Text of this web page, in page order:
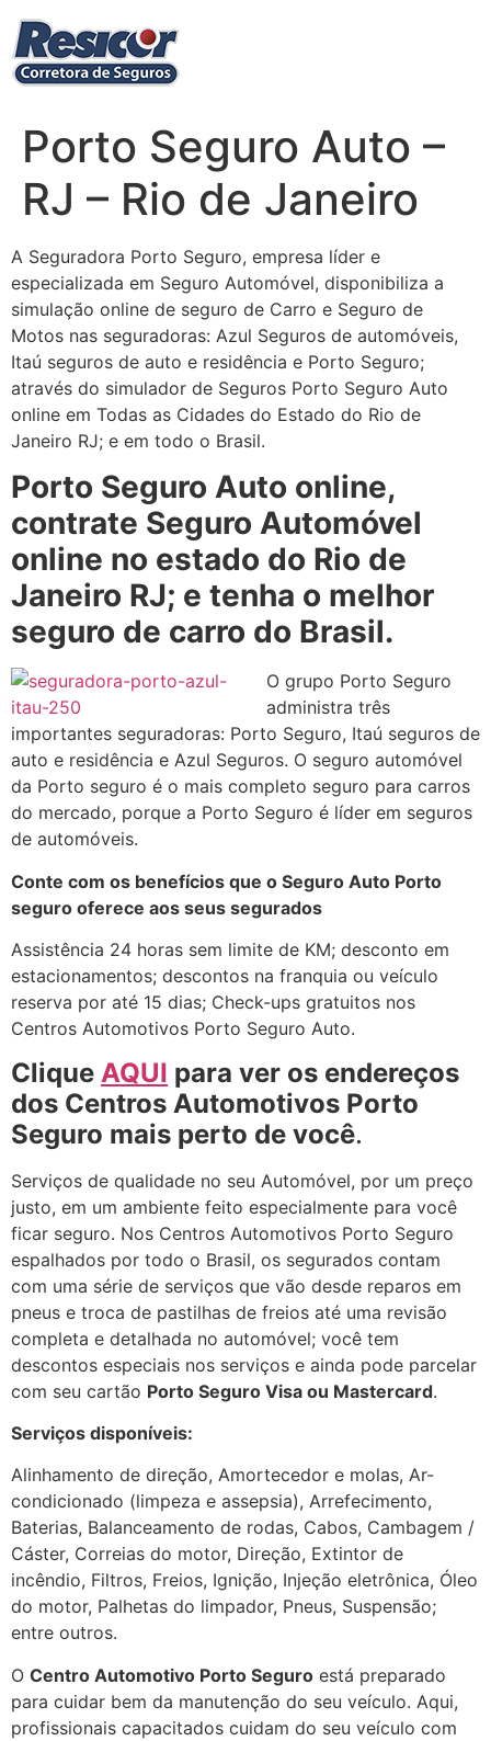
para
conteúdo
Porto Seguro Auto –
RJ – Rio de Janeiro
A Seguradora Porto Seguro, empresa líder e
especializada em Seguro Automóvel, disponibiliza a
simulação online de seguro de Carro e Seguro de
Motos nas seguradoras: Azul Seguros de automóveis,
Itaú seguros de auto e residência e Porto Seguro;
através do simulador de Seguros Porto Seguro Auto
online em Todas as Cidades do Estado do Rio de
Janeiro RJ; e em todo o Brasil.
Porto Seguro Auto online,
contrate Seguro Automóvel
online no estado do Rio de
Janeiro RJ; e tenha o melhor
seguro de carro do Brasil.
O grupo Porto Seguro
administra três
importantes seguradoras: Porto Seguro, Itaú seguros de
auto e residência e Azul Seguros. O seguro automóvel
da Porto seguro é o mais completo seguro para carros
do mercado, porque a Porto Seguro é líder em seguros
de automóveis.
Conte com os benefícios que o Seguro Auto Porto
seguro oferece aos seus segurados
Assistência 24 horas sem limite de KM; desconto em
estacionamentos; descontos na franquia ou veículo
reserva por até 15 dias; Check-ups gratuitos nos
Centros Automotivos Porto Seguro Auto.
Clique AQUI para ver os endereços
dos Centros Automotivos Porto
Seguro mais perto de você.
Serviços de qualidade no seu Automóvel, por um preço
justo, em um ambiente feito especialmente para você
ficar seguro. Nos Centros Automotivos Porto Seguro
espalhados por todo o Brasil, os segurados contam
com uma série de serviços que vão desde reparos em
pneus e troca de pastilhas de freios até uma revisão
completa e detalhada no automóvel; você tem
descontos especiais nos serviços e ainda pode parcelar
com seu cartão Porto Seguro Visa ou Mastercard.
Serviços disponíveis:
Alinhamento de direção, Amortecedor e molas, Ar-
condicionado (limpeza e assepsia), Arrefecimento,
Baterias, Balanceamento de rodas, Cabos, Cambagem /
Cáster, Correias do motor, Direção, Extintor de
incêndio, Filtros, Freios, Ignição, Injeção eletrônica, Óleo
do motor, Palhetas do limpador, Pneus, Suspensão;
entre outros.
O Centro Automotivo Porto Seguro está preparado
para cuidar bem da manutenção do seu veículo. Aqui,
profissionais capacitados cuidam do seu veículo com